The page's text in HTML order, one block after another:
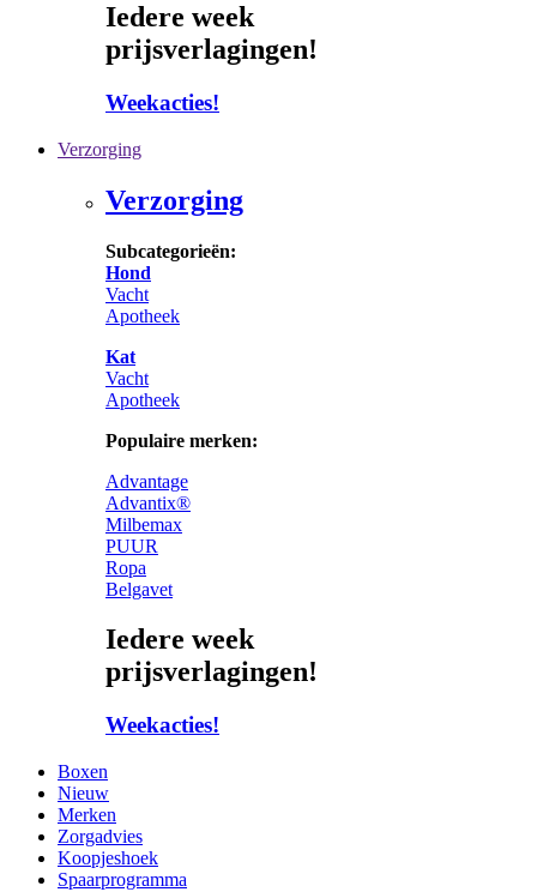
Iedere week
prijsverlagingen!
Weekacties!
Verzorging
Verzorging
Subcategorieën:
Hond
Vacht
Apotheek
Kat
Vacht
Apotheek
Populaire merken:
Advantage
Advantix®
Milbemax
PUUR
Ropa
Belgavet
Iedere week
prijsverlagingen!
Weekacties!
Boxen
Nieuw
Merken
Zorgadvies
Koopjeshoek
Spaarprogramma